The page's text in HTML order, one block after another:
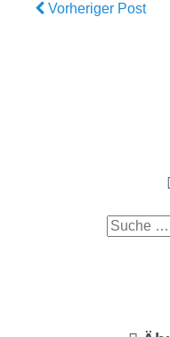
Vorheriger Post